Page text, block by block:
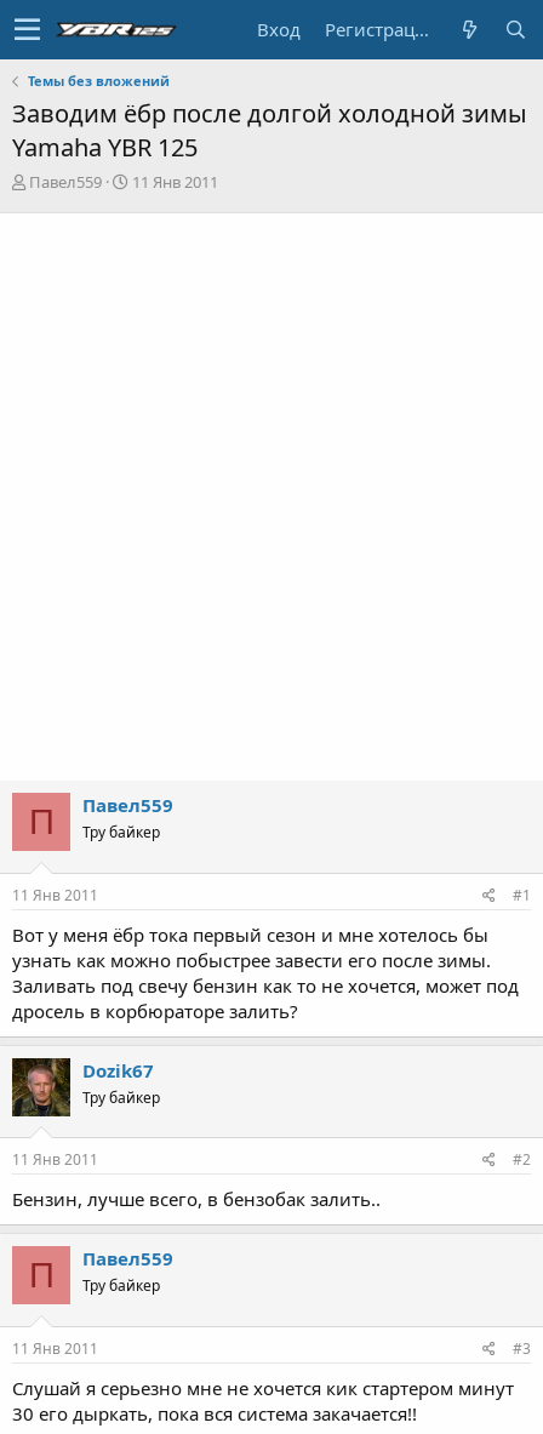
Вход Регистрация
Темы без вложений
Заводим ёбр после долгой холодной зимы
Yamaha YBR 125
А
Павел559
Д11 Янв 2011
П Павел559
Тру байкер
11 Янв 2011 #1
Вот у меня ёбр тока первый сезон и мне хотелось бы
узнать как можно побыстрее завести его после зимы.
Заливать под свечу бензин как то не хочется, может под
дросель в корбюраторе залить?
Dozik67
Тру байкер
11 Янв 2011 #2
Бензин, лучше всего, в бензобак залить..
П Павел559
Тру байкер
11 Янв 2011 #3
Слушай я серьезно мне не хочется кик стартером минут
30 его дыркать, пока вся система закачается!!